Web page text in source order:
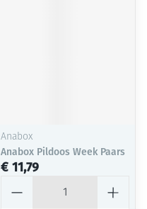
Anabox
Anabox Pildoos Week Paars
€ 11,79